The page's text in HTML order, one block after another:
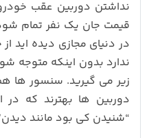
نداشتن دوربین عقب
قیمت جان یک نفر تمام
در دنیای مجازی دیده اید
ندارد بدون اینکه متوجه
زیر می گیرید. سنسور ها
دوربین ها بهترند که در
“شنیدن کی بود مانند